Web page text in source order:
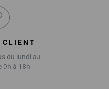
CLIENT
du lundi au
9h à 18h